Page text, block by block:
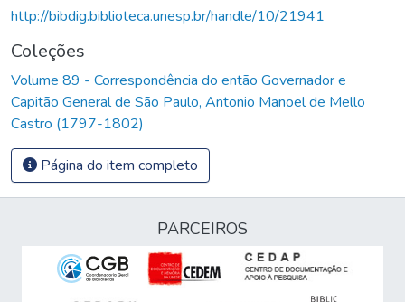
http://bibdig.biblioteca.unesp.br/handle/10/21941
Coleções
Volume 89 - Correspondência do então Governador e
Capitão General de São Paulo, Antonio Manoel de Mello
Castro (1797-1802)
Página do item completo
PARCEIROS